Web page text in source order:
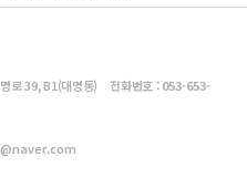
로 39, B1(대명동) 전화번호 :053-653-